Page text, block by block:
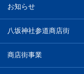
お知らせ
八坂神社参道商店街
商店街事業